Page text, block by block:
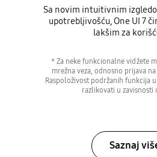
Sa novim intuitivnim
upotrebljivošću, One UI 7
lakšim za
* Za neke funkcionalne vidžete
mrežna veza, odnosno prijava
Raspoloživost podržanih funkcija
razlikovati u zavisnosti
Saznaj